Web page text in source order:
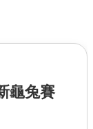
龜兔賽